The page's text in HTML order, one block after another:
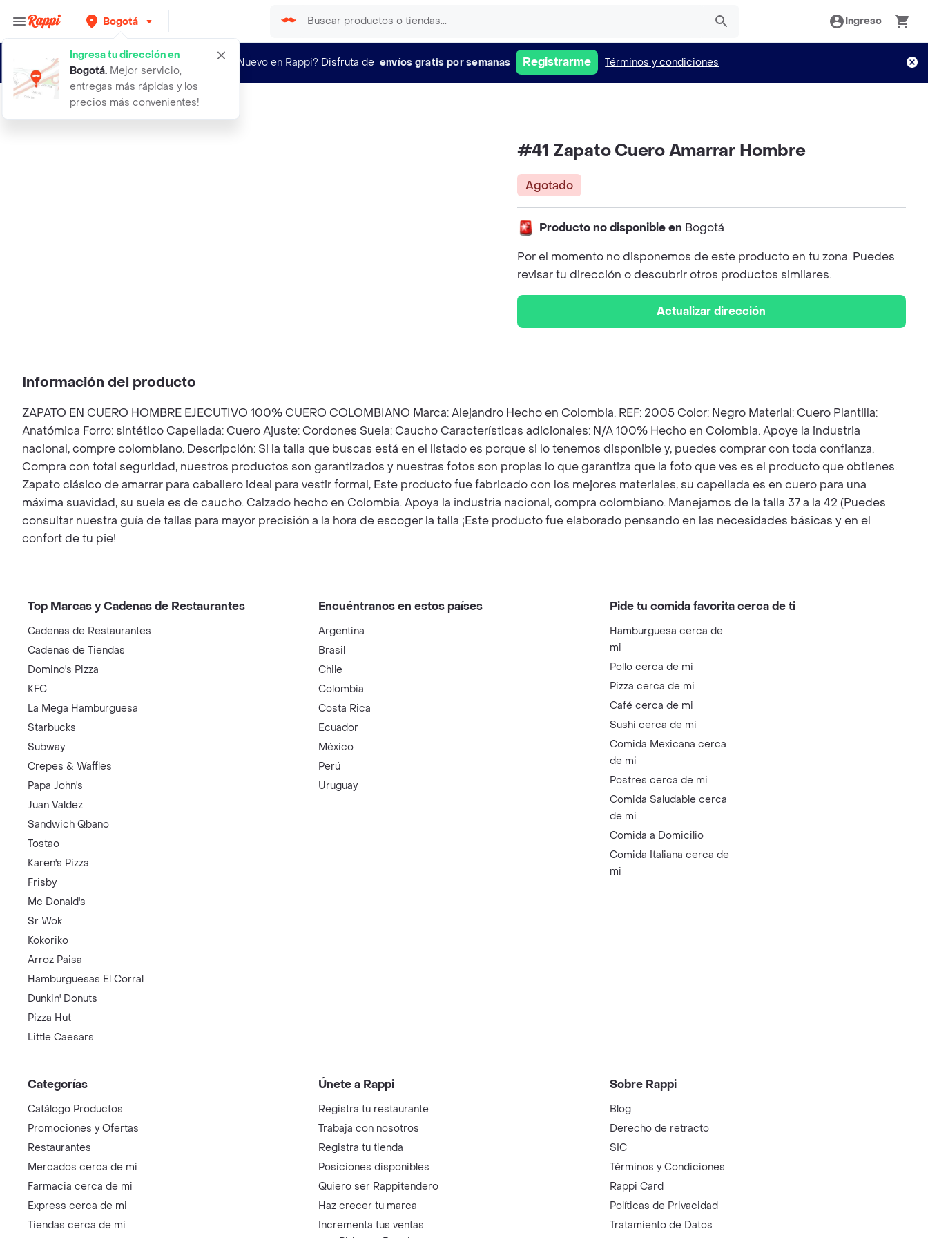
Bogotá
Ingresa tu dirección en
Bogotá. Mejor servicio,
entregas más rápidas y los
precios más convenientes!
Ingreso
¿Nuevo en Rappi? Disfruta de envíos gratis por semanas Registrarme Términos y condiciones
41 zapato cuero amarrar hombre
#41 Zapato Cuero Amarrar Hombre
Agotado
Producto no disponible en Bogotá
Por el momento no disponemos de este producto en tu zona. Puedes
revisar tu dirección o descubrir otros productos similares.
Actualizar dirección
Información del producto
ZAPATO EN CUERO HOMBRE EJECUTIVO 100% CUERO COLOMBIANO Marca: Alejandro Hecho en Colombia. REF: 2005 Color: Negro Material: Cuero Plantilla:
Anatómica Forro: sintético Capellada: Cuero Ajuste: Cordones Suela: Caucho Características adicionales: N/A 100% Hecho en Colombia. Apoye la industria
nacional, compre colombiano. Descripción: Si la talla que buscas está en el listado es porque si lo tenemos disponible y, puedes comprar con toda confianza.
Compra con total seguridad, nuestros productos son garantizados y nuestras fotos son propias lo que garantiza que la foto que ves es el producto que obtienes.
Zapato clásico de amarrar para caballero ideal para vestir formal, Este producto fue fabricado con los mejores materiales, su capellada es en cuero para una
máxima suavidad, su suela es de caucho. Calzado hecho en Colombia. Apoya la industria nacional, compra colombiano. Manejamos de la talla 37 a la 42 (Puedes
consultar nuestra guía de tallas para mayor precisión a la hora de escoger la talla ¡Este producto fue elaborado pensando en las necesidades básicas y en el
confort de tu pie!
Top Marcas y Cadenas de Restaurantes
Cadenas de Restaurantes
Cadenas de Tiendas
Domino's Pizza
KFC
La Mega Hamburguesa
Starbucks
Subway
Crepes & Waffles
Papa John's
Juan Valdez
Sandwich Qbano
Tostao
Karen's Pizza
Frisby
Mc Donald's
Sr Wok
Kokoriko
Arroz Paisa
Hamburguesas El Corral
Dunkin' Donuts
Pizza Hut
Little Caesars
Encuéntranos en estos países
Argentina
Brasil
Chile
Colombia
Costa Rica
Ecuador
México
Perú
Uruguay
Pide tu comida favorita cerca de ti
Hamburguesa cerca de
mi
Pollo cerca de mi
Pizza cerca de mi
Café cerca de mi
Sushi cerca de mi
Comida Mexicana cerca
de mi
Postres cerca de mi
Comida Saludable cerca
de mi
Comida a Domicilio
Comida Italiana cerca de
mi
Categorías
Catálogo Productos
Promociones y Ofertas
Restaurantes
Mercados cerca de mi
Farmacia cerca de mi
Express cerca de mi
Tiendas cerca de mi
Únete a Rappi
Registra tu restaurante
Trabaja con nosotros
Registra tu tienda
Posiciones disponibles
Quiero ser Rappitendero
Haz crecer tu marca
Incrementa tus ventas
Sobre Rappi
Blog
Derecho de retracto
SIC
Términos y Condiciones
Rappi Card
Políticas de Privacidad
Tratamiento de Datos